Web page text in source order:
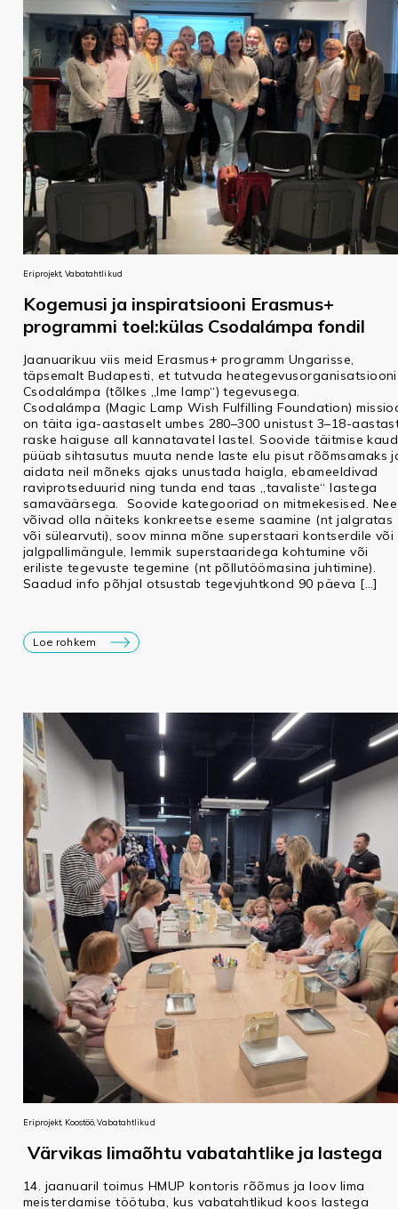
Eriprojekt, Vabatahtlikud
Kogemusi ja inspiratsiooni Erasmus+
programmi toel:külas Csodalámpa fondil
Jaanuarikuu viis meid Erasmus+ programm Ungarisse,
täpsemalt Budapesti, et tutvuda heategevusorganisatsiooni
Csodalámpa (tõlkes „Ime lamp“) tegevusega.
Csodalámpa (Magic Lamp Wish Fulfilling Foundation)
on täita iga-aastaselt umbes 280–300 unistust 3–18-
raske haiguse all kannatavatel lastel. Soovide täitmise
püüab sihtasutus muuta nende laste elu pisut rõõmsamaks
aidata neil mõneks ajaks unustada haigla, ebameeldivad
raviprotseduurid ning tunda end taas „tavaliste“ lastega
samaväärsega. Soovide kategooriad on mitmekesised.
võivad olla näiteks konkreetse eseme saamine (nt jalgratas
või sülearvuti), soov minna mõne superstaari kontserdile või
jalgpallimängule, lemmik superstaaridega kohtumine või
eriliste tegevuste tegemine (nt põllutöömasina juhtimine).
Saadud info põhjal otsustab tegevjuhtkond 90 päeva […]
Loe rohkem
Eriprojekt, Koostöö, Vabatahtlikud
Värvikas limaõhtu vabatahtlike ja lastega
14. jaanuaril toimus HMUP kontoris rõõmus ja loov lima
meisterdamise töötuba, kus vabatahtlikud koos lastega